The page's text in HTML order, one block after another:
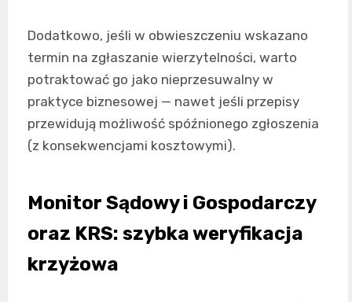
Dodatkowo, jeśli w obwieszczeniu wskazano
termin na zgłaszanie wierzytelności, warto
potraktować go jako nieprzesuwalny w
praktyce biznesowej — nawet jeśli przepisy
przewidują możliwość spóźnionego zgłoszenia
(z konsekwencjami kosztowymi).
Monitor Sądowy i Gospodarczy
oraz KRS: szybka weryfikacja
krzyżowa